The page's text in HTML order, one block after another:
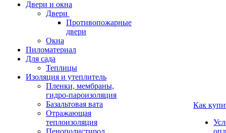
Двери и окна
Двери
Противопожарные
двери
Окна
Пиломатериал
Для сада
Теплицы
Изоляция и утеплитель
Пленки, мембраны,
гидро-пароизоляция
Базальтовая вата
Отражающая
теплоизоляция
Пенополистирол
Как